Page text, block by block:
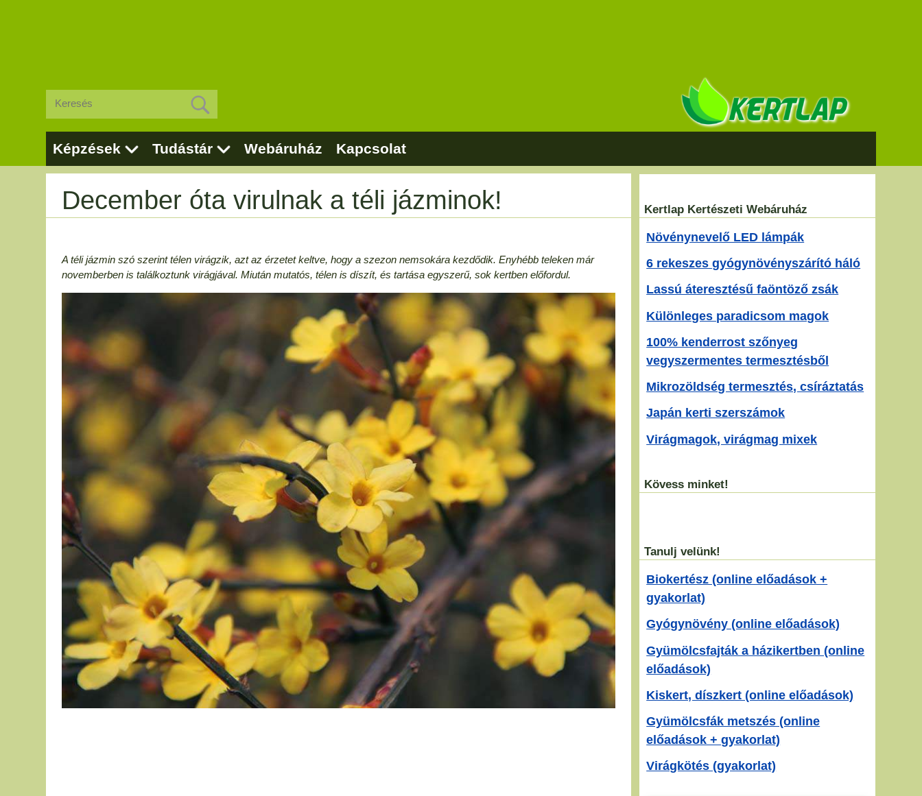
Képzések Tudástár Webáruház Kapcsolat
December óta virulnak a téli jázminok!
A téli jázmin szó szerint télen virágzik, azt az érzetet keltve, hogy a szezon nemsokára kezdődik. Enyhébb teleken már
novemberben is találkoztunk virágjával. Miután mutatós, télen is díszít, és tartása egyszerű, sok kertben előfordul.
Kertlap Kertészeti Webáruház
Növénynevelő LED lámpák
6 rekeszes gyógynövényszárító háló
Lassú áteresztésű faöntöző zsák
Különleges paradicsom magok
100% kenderrost szőnyeg
vegyszermentes termesztésből
Mikrozöldség termesztés, csíráztatás
Japán kerti szerszámok
Virágmagok, virágmag mixek
Kövess minket!
Tanulj velünk!
Biokertész (online előadások +
gyakorlat)
Gyógynövény (online előadások)
Gyümölcsfajták a házikertben (online
előadások)
Kiskert, díszkert (online előadások)
Gyümölcsfák metszés (online
előadások + gyakorlat)
Virágkötés (gyakorlat)